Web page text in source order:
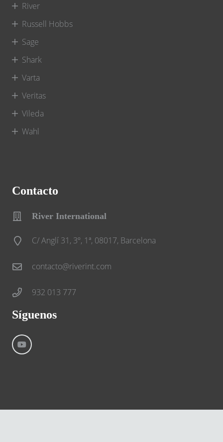
River
Russell Hobbs
Sage
Shark
Varta
Veritas
Vileda
Wahl
Contacto
River International
C/ Anglí 31, 3º, 1ª, 08017, Barcelona
contacto@riverint.com
932 013 777
Síguenos